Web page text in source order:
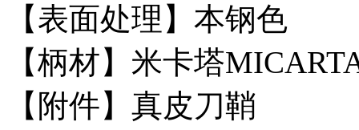
【表面处理】本钢色
【柄材】米卡塔
【附件】真皮刀鞘